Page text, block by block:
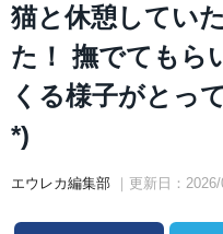
猫と休憩してい
た！ 撫でてもら
くる様子がとっ
*)
エウレカ編集部 ｜更新日：